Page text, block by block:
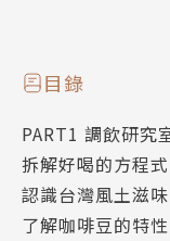
透過加入不同食
而現在我們從一
材、飲料與料理，
那是風土交流的媒
目錄
PART1 調飲研究
拆解好喝的方程式
認識台灣風土滋味
了解咖啡豆的特性